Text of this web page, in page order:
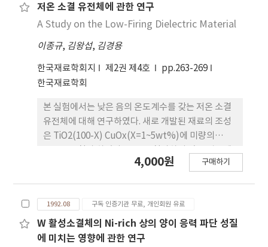
여 경화반응 속도론을 연구하였다. SN을 첨가한
DGEBA/MDA계의 활성화에너지 (Ea)와 pre-
폭시와 아민과의 반응속도 상수 k를 구하였다.
저온 소결 유전체에 관한 연구
A Study on the Low-Firing Dielectric Material
이종규, 김왕섭, 김경용
한국재료학회지 제2권 제4호
pp.263-269
한국재료학회
본 실험에서는 낮은 음의 온도계수를 갖는 저온 소결
유전체에 대해 연구하였다. 새로 개발된 재료의 조성
은 TiO2(100-X) CuOx(X=1~5wt%)에 미량의
는 저온 (900˚C) 에서 소결이 진행되지 않았다. CuO
를 0.6wt% 첨가한 경우 유전율과 Q값이 가장 높게
나타났다.
4,000원 구매하기
1992.08 구독 인증기관 무료, 개인회원 유료
W 활성소결체의 Ni-rich 상의 양이 응력 파단 성질
에 미치는 영향에 관한 연구